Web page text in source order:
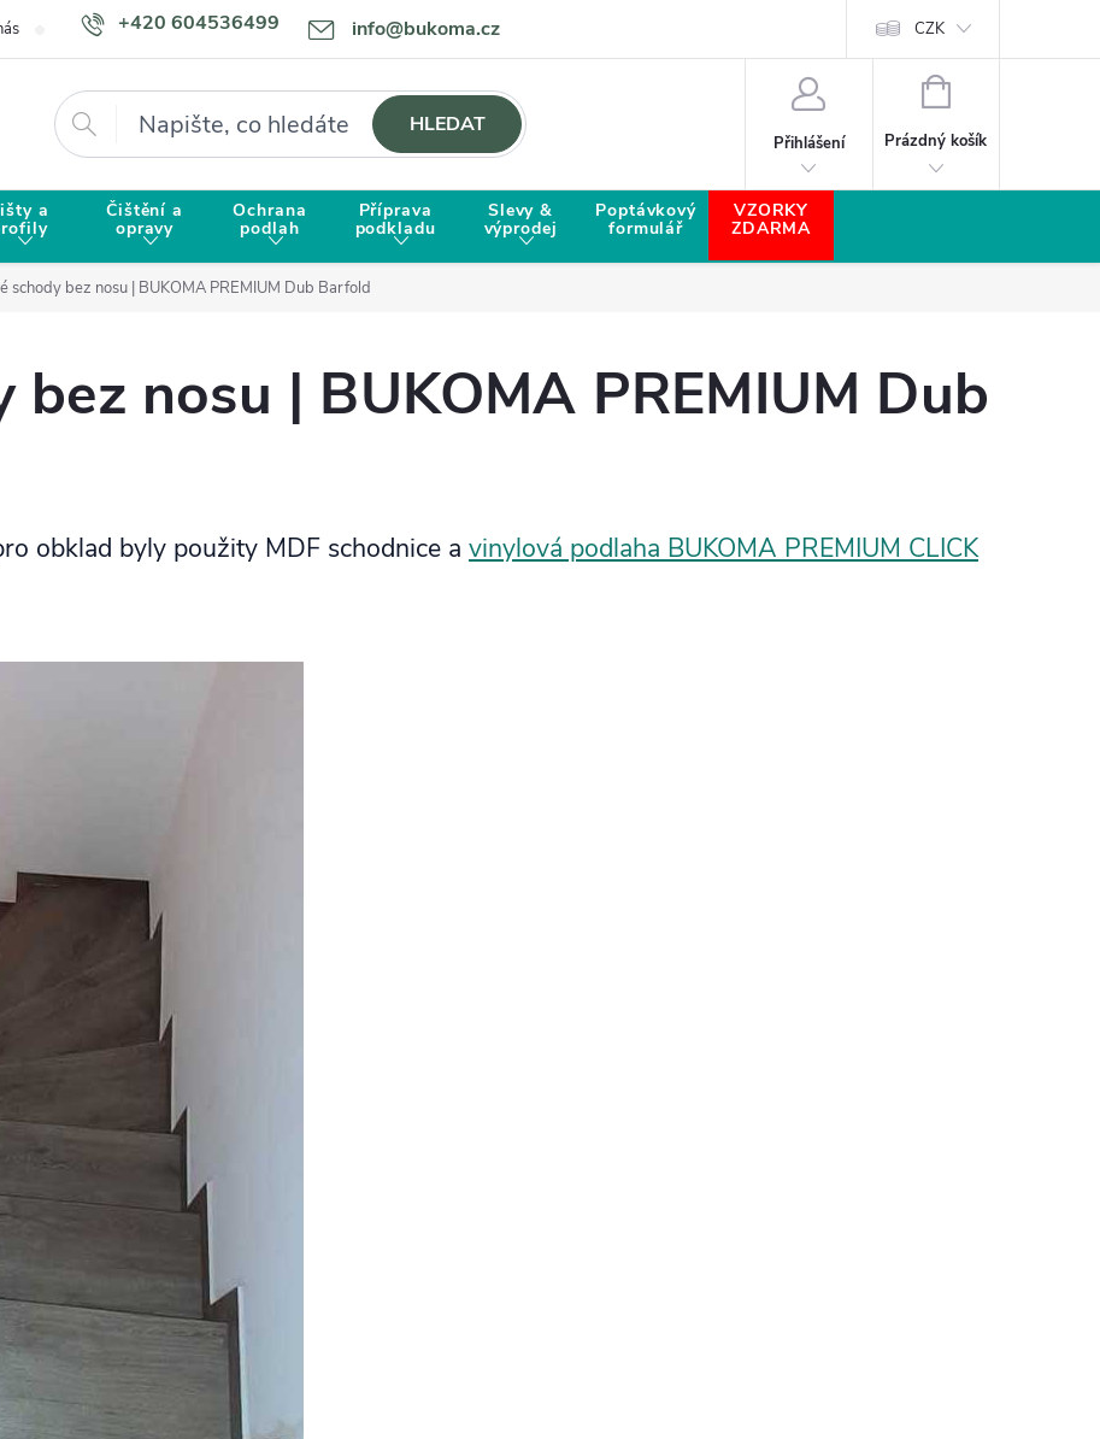
+420 604536499 info@bukoma.cz
Doprava a platba Proč zvolit BUKOMU? CZK
Hledat HLEDAT
Přihlášení
NÁKUPNÍ KOŠÍK
Prázdný košík
a Čištění a
opravy
Ochrana
podlah
Příprava
podkladu
Slevy &
výprodej
Poptávkový
formulář
VZORKY
ZDARMA
schody bez nosu | BUKOMA PREMIUM Dub Barfold
nosu | BUKOMA PREMIUM Dub
obklad byly použity MDF schodnice a vinylová podlaha BUKOMA PREMIUM CLICK